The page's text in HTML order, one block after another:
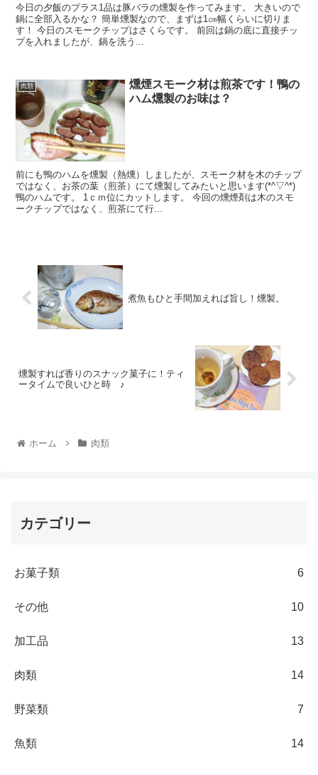
今日の夕飯のプラス1品は豚バラの燻製を作ってみます。 大きいので
鍋に全部入るかな？ 簡単燻製なので、まずは1㎝幅くらいに切りま
す！ 今日のスモークチップはさくらです。 前回は鍋の底に直接チッ
プを入れましたが、鍋を洗う...
肉類
燻煙スモーク材は煎茶です！鴨の
ハム燻製のお味は？
前にも鴨のハムを燻製（熱燻）しましたが、スモーク材を木のチップ
ではなく、お茶の葉（煎茶）にて燻製してみたいと思います(*^▽^*)
鴨のハムです。 1ｃｍ位にカットします。 今回の燻煙剤は木のスモ
ークチップではなく、煎茶にて行...
煮魚もひと手間加えれば旨し！燻製。
燻製すれば香りのスナック菓子に！ティ
ータイムで良いひと時 ♪
ホーム 肉類
カテゴリー
お菓子類 6
その他 10
加工品 13
肉類 14
野菜類 7
魚類 14